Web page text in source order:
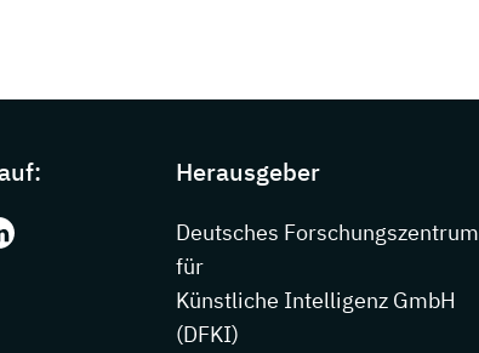
Facebook
uns auf: Instagram
Sie uns auf: Youtube
Folgen Sie uns auf: LinkedIn
Herausgeber
Deutsches Forschungszentrum
für
Künstliche Intelligenz GmbH
(DFKI)